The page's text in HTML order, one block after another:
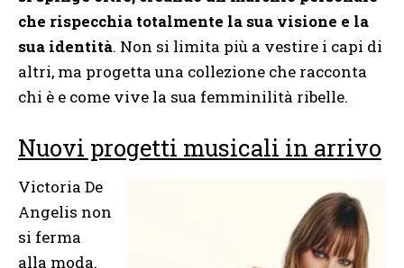
che rispecchia totalmente la sua visione e la
sua identità. Non si limita più a vestire i capi di
altri, ma progetta una collezione che racconta
chi è e come vive la sua femminilità ribelle.
Nuovi progetti musicali in arrivo
Victoria De
Angelis non
si ferma
alla moda.